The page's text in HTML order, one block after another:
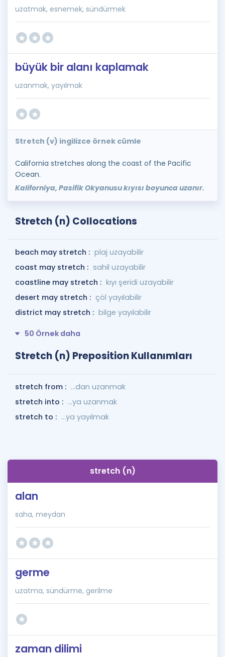
uzatmak, esnemek, sündürmek
büyük bir alanı kaplamak
uzanmak, yayılmak
Stretch (v) ingilizce örnek cümle
California stretches along the coast of the Pacific
Ocean.
Kaliforniya, Pasifik Okyanusu kıyısı boyunca uzanır.
Stretch (n) Collocations
beach may stretch : plaj uzayabilir
coast may stretch : sahil uzayabilir
coastline may stretch : kıyı şeridi uzayabilir
desert may stretch : çöl yayılabilir
district may stretch : bilge yayılabilir
50 Örnek daha
Stretch (n) Preposition Kullanımları
stretch from : ...dan uzanmak
stretch into : ...ya uzanmak
stretch to : ...ya yayılmak
stretch (n)
alan
saha, meydan
germe
uzatma, sündürme, gerilme
zaman dilimi